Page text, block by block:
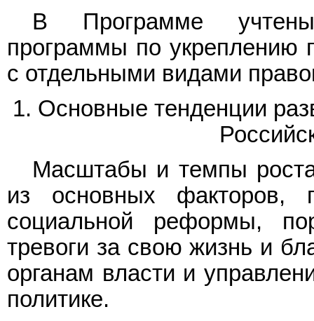
В Программе
программы по укреплению
с отдельными видами
1. Основные тенденции
Масштабы и темпы
из основных факторов,
социальной реформы,
тревоги за свою жизнь и
органам власти и
политике.